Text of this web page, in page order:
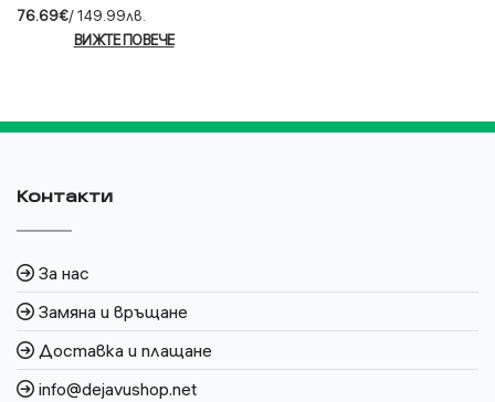
76.69€/ 149.99лв.
ВИЖТЕ ПОВЕЧЕ
Контакти
За нас
Замяна и връщане
Доставка и плащане
info@dejavushop.net